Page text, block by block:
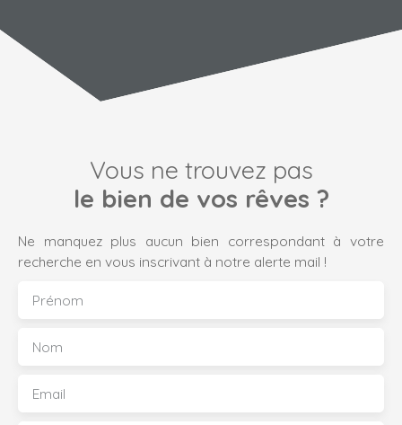
Vous ne trouvez pas
le bien de vos rêves ?
Ne manquez plus aucun bien correspondant à votre
recherche en vous inscrivant à notre alerte mail !
Prénom
Nom
Email